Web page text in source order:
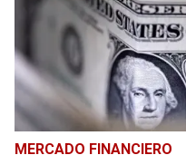
MERCADO FINANCIERO